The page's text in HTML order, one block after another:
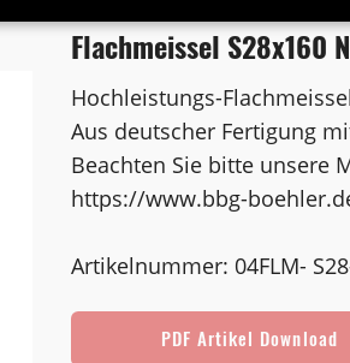
Flachmeissel S28x160
Hochleistungs-Flachmeissel
Aus deutscher Fertigung
Beachten Sie bitte unsere
https://www.bbg-
Artikelnummer: 04FLM-
PDF Artikel Download